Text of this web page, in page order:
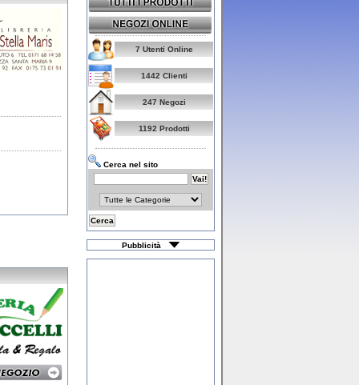
7 Utenti Online
1442 Clienti
247 Negozi
1192 Prodotti
Cerca nel sito
Pubblicità